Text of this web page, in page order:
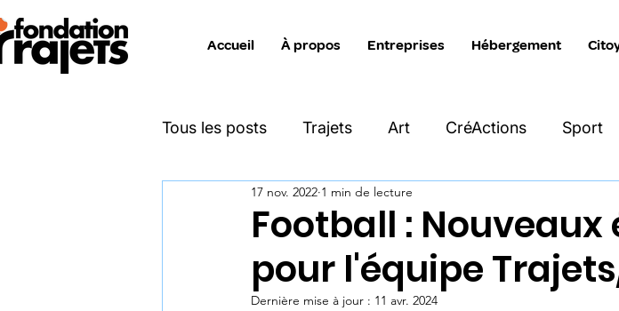
Accueil À propos Entreprises Hébergement
Tous les posts Trajets Art CréActions Sport
Katimavik Move On Intersection
Projet Zéro Déchet Entreprises Hébergement
Football :
pour l'équipe
17 nov. 2022 1 min de lecture
Dernière mise à jour : 11 avr. 2024